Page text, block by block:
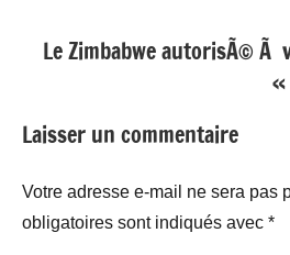
Le Zimbabwe autorisÃ© Ã
«
Laisser un commentaire
Votre adresse e-mail ne sera pas
obligatoires sont indiqués avec *